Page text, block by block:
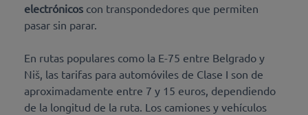
electrónicos con transpondedores que permiten
pasar sin parar.
En rutas populares como la E-75 entre Belgrado y
Niš, las tarifas para automóviles de Clase I son de
aproximadamente entre 7 y 15 euros, dependiendo
de la longitud de la ruta. Los camiones y vehículos